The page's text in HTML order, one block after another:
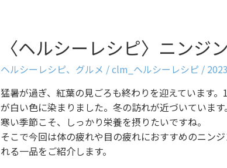
〈ヘルシーレシピ〉ニンジ
ヘルシーレシピ、 グルメ /clm_ヘルシーレシピ /
猛暑が過ぎ、紅葉の見ごろも終わりを迎えています
が白い色に染まりました。冬の訪れが近づいています。
寒い季節こそ、しっかり栄養を摂りたいですね。
そこで今回は体の疲れや目の疲れにおすすめのニン
れる一品をご紹介します。